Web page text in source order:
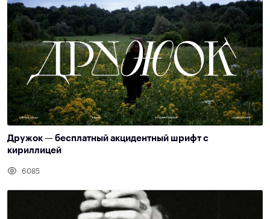
Дружок — бесплатный акцидентный шрифт с
кириллицей
6085